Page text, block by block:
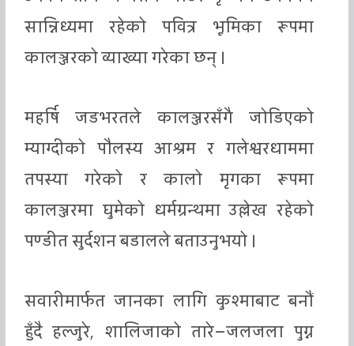
सान्निध्यमा रहेको पवित्र भूमिका रूपमा
कालञ्जरको व्याख्या गरेका छन् ।
महर्षि जडभरतले कालञ्जरसँगै जोडिएको
म्याग्दीको पौलस्य आश्रम र गलेश्वरधाममा
तपस्या गरेको र कालो मृगका रूपमा
कालञ्जरमा घुमेको धर्मग्रन्थमा उल्लेख रहेको
पण्डीत सुर्दशन बडालले बताउनुभयो ।
सवारीमार्फत जानका लागि कुश्माबाट बनौं
हुँदै हल्जुरे, शालिजाको तारे–जलजला पुग्न